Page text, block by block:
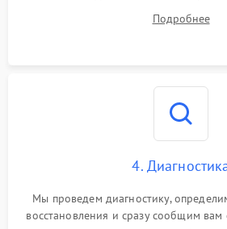
Подробнее
4.
Мы проведем диагностику,
восстановления и сразу сообщим вам